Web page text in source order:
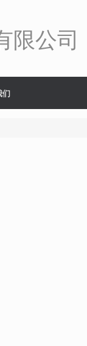
限公司
们